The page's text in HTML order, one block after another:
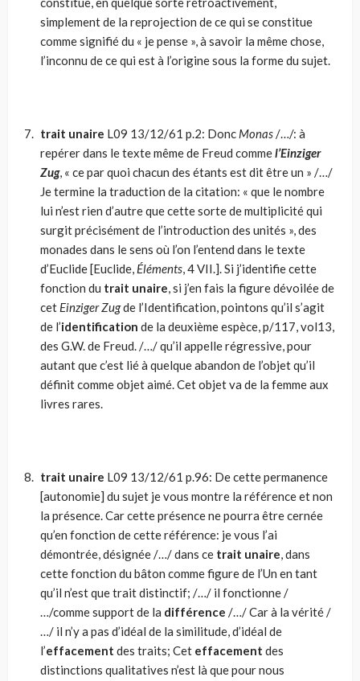
simplement de la reprojection de ce qui se constitue
comme signifié du « je pense », à savoir la même chose,
l’inconnu de ce qui est à l’origine sous la forme du sujet.
trait unaire L09 13/12/61 p.2: Donc Monas/…/: à
repérer dans le texte même de Freud commel’Einziger
Zug, « ce par quoi chacun des étants est dit être un » /…/
Je termine la traduction de la citation: « que le nombre
lui n’est rien d’autre que cette sorte de multiplicité qui
surgit précisément de l’introduction des unités », des
monades dans le sens où l’on l’entend dans le texte
d’Euclide [Euclide, Éléments, 4 VII.]. Si j’identifie cette
fonction du trait unaire, si j’en fais la figure dévoilée de
cet Einziger Zugde l’Identification, pointons qu’il s’agit
de l’identification de la deuxième espèce, p/117, vol13,
des G.W. de Freud. /…/ qu’il appelle régressive, pour
autant que c’est lié à quelque abandon de l’objet qu’il
définit comme objet aimé. Cet objet va de la femme aux
livres rares.
trait unaire L09 13/12/61 p.96: De cette permanence
[autonomie] du sujet je vous montre la référence et non
la présence. Car cette présence ne pourra être cernée
qu’en fonction de cette référence: je vous l’ai
démontrée, désignée /…/ dans ce trait unaire, dans
cette fonction du bâton comme figure de l’Un en tant
qu’il n’est que trait distinctif; /…/ il fonctionne /
…/comme support de la différence /…/ Car à la vérité /
…/ il n’y a pas d’idéal de la similitude, d’idéal de
l’effacement des traits; Cet effacement des
distinctions qualitatives n’est là que pour nous